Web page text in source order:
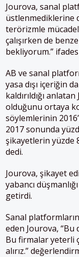
Jourova, sanal
üstlenmediklerine
terörizmle
çalışırken de
bekliyorum.”
AB ve sanal
yasa dışı içeriğin
kaldırıldığı
olduğunu ortaya
söylemlerinin
2017 sonunda
şikayetlerin yüzde
dedi.
Jourova, şikayet
yabancı
getirdi.
Sanal
eden Jourova,
Bu firmalar yeterli
alırız.”